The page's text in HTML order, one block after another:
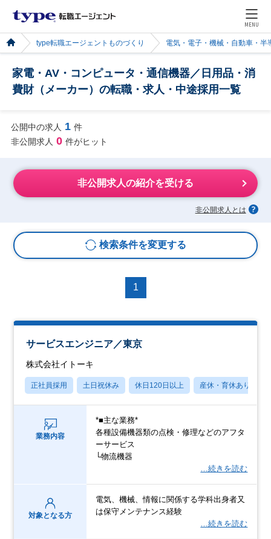
MENU
type転職エージェントものづくり 電気・電子・機械・自動車・半
家電・AV・コンピュータ・通信機器／日用品・消
費財（メーカー）の転職・求人・中途採用一覧
公開中の求人 1 件
非公開求人 0 件がヒット
非公開求人の紹介を受ける
非公開求人とは
検索条件を変更する
1
サービスエンジニア／東京
株式会社イトーキ
正社員採用 土日祝休み 休日120日以上 産休・育休あり
業務内容
*■主な業務*
各種設備機器類の点検・修理などのアフタ
ーサービス
└物流機器
…続きを読む
対象となる方
電気、機械、情報に関係する学科出身者又
は保守メンテナンス経験
…続きを読む